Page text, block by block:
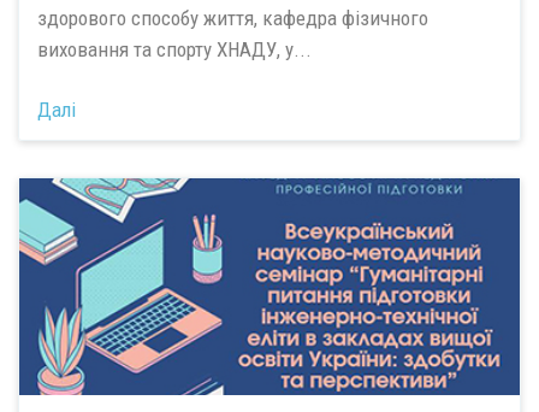
здорового способу життя, кафедра фізичного
виховання та спорту ХНАДУ, у...
Далі